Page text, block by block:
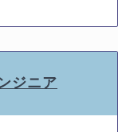
ジニア